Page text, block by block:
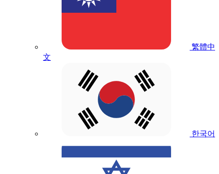
繁體中
文
한국어